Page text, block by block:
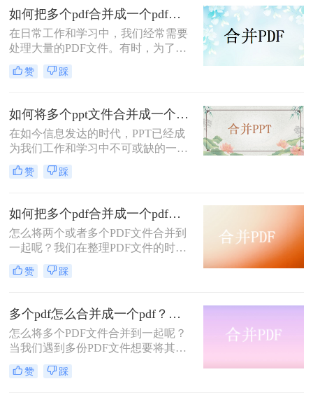
还能提高查阅效率。那么如何pdf文件
合并成一个呢？下面，我们将介绍几
种简单有效的方法，帮助您轻松地将
多个PDF文件合并成一个。
如何把多个pdf合并成一个pdf？分享二种方法帮助你解决！
在日常工作和学习中，我们经常需要
处理大量的PDF文件。有时，为了方
便查阅和管理，我们会希望将多个
PDF文件合并成一个。那么如何把多
几种实用的方法，帮助你轻松实现多
个PDF文件的合并。
赞 踩
如何将多个ppt文件合并成一个？教你二招轻松搞定！
在如今信息发达的时代，PPT已经成
为我们工作和学习中不可或缺的一部
分。然而，很多时候我们会遇到这样
的问题：有很多个PPT文件，但我们
方便我们进行查看和共享。今天，我
将分享二种非常简单而又实用的方
法，帮助你将多个PPT文件合并成一
个。快来跟我一起学习吧！
赞 踩
如何把多个pdf合并成一个pdf？？三种方法教你快速合并PDF！
怎么将两个或者多个PDF文件合并到
一起呢？我们在整理PDF文件的时
候，有时候会因为数量过多从而需要
合并，那么怎么如何把多个pdf合并成
问题，不知道大家有没有解决方法，
小编给大家介绍一款用着很不错的合
并pdf软件吧，相信你会喜欢的。
赞 踩
多个pdf怎么合并成一个pdf？试试这几个方法！
怎么将多个PDF文件合并到一起呢？
当我们遇到多份PDF文件想要将其合
并到一个PDF文件中时，你会怎么做
呢？这时候就要使用多个pdf怎么合并
赞 踩